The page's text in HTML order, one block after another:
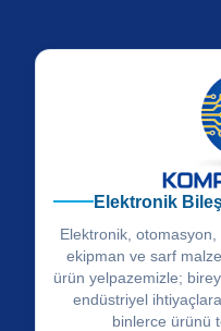
Elektronik
Elektronik,
ekipman ve sarf
ürün yelpazemizle;
endüstriyel
binlerce ürünü